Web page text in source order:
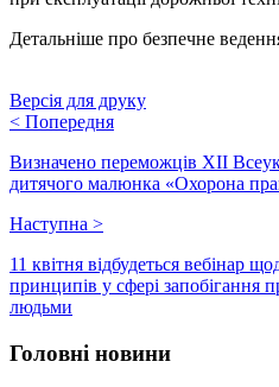
Детальніше про безпечне
Версія для друку
< Попередня
Визначено переможців XII
дитячого малюнка «Охорона
Наступна >
11 квітня відбудеться вебінар
принципів у сфері запобігання
людьми
Головні новини